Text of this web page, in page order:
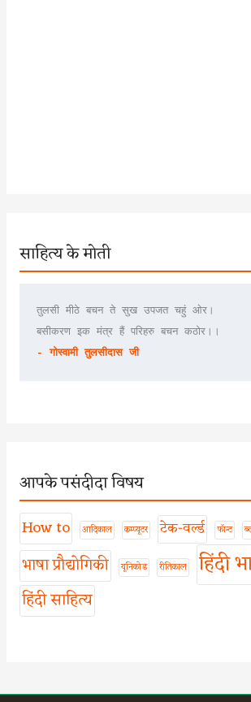
साहित्य के मोती
तुलसी मीठे बचन ते सुख उपजत चहुं ओर।
बसीकरण इक मंत्र हैं परिहरु बचन कठोर।।
- गोस्वामी तुलसीदास जी
आपके पसंदीदा विषय
How to आदिकाल कम्प्यूटर टेक-वर्ल्ड फॉन्ट
भाषा प्रौद्योगिकी यूनिकोड रीतिकाल हिंदी
हिंदी साहित्य